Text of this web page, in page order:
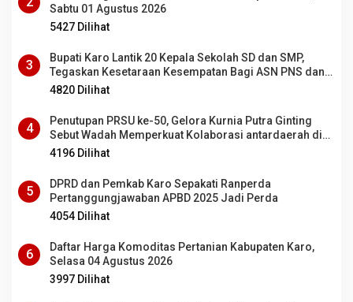
Sabtu 01 Agustus 2026
5427 Dilihat
3
Bupati Karo Lantik 20 Kepala Sekolah SD dan SMP,
Tegaskan Kesetaraan Kesempatan Bagi ASN PNS dan
PPPK
4820 Dilihat
4
Penutupan PRSU ke-50, Gelora Kurnia Putra Ginting
Sebut Wadah Memperkuat Kolaborasi antardaerah di
Sumut
4196 Dilihat
5
DPRD dan Pemkab Karo Sepakati Ranperda
Pertanggungjawaban APBD 2025 Jadi Perda
4054 Dilihat
6
Daftar Harga Komoditas Pertanian Kabupaten Karo,
Selasa 04 Agustus 2026
3997 Dilihat